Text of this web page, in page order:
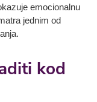
emocionalnu
jednim od
kod